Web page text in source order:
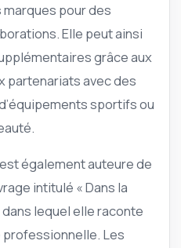
pour des
Elle peut ainsi
grâce aux
partenariats avec des
sportifs ou
également auteure de
intitulé « Dans la
lequel elle raconte
Les